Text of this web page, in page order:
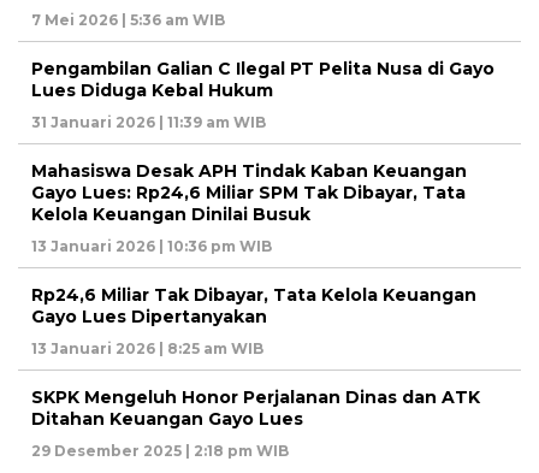
7 Mei 2026 | 5:36 am WIB
Pengambilan Galian C Ilegal PT Pelita Nusa di Gayo
Lues Diduga Kebal Hukum
31 Januari 2026 | 11:39 am WIB
Mahasiswa Desak APH Tindak Kaban Keuangan
Gayo Lues: Rp24,6 Miliar SPM Tak Dibayar, Tata
Kelola Keuangan Dinilai Busuk
13 Januari 2026 | 10:36 pm WIB
Rp24,6 Miliar Tak Dibayar, Tata Kelola Keuangan
Gayo Lues Dipertanyakan
13 Januari 2026 | 8:25 am WIB
SKPK Mengeluh Honor Perjalanan Dinas dan ATK
Ditahan Keuangan Gayo Lues
29 Desember 2025 | 2:18 pm WIB